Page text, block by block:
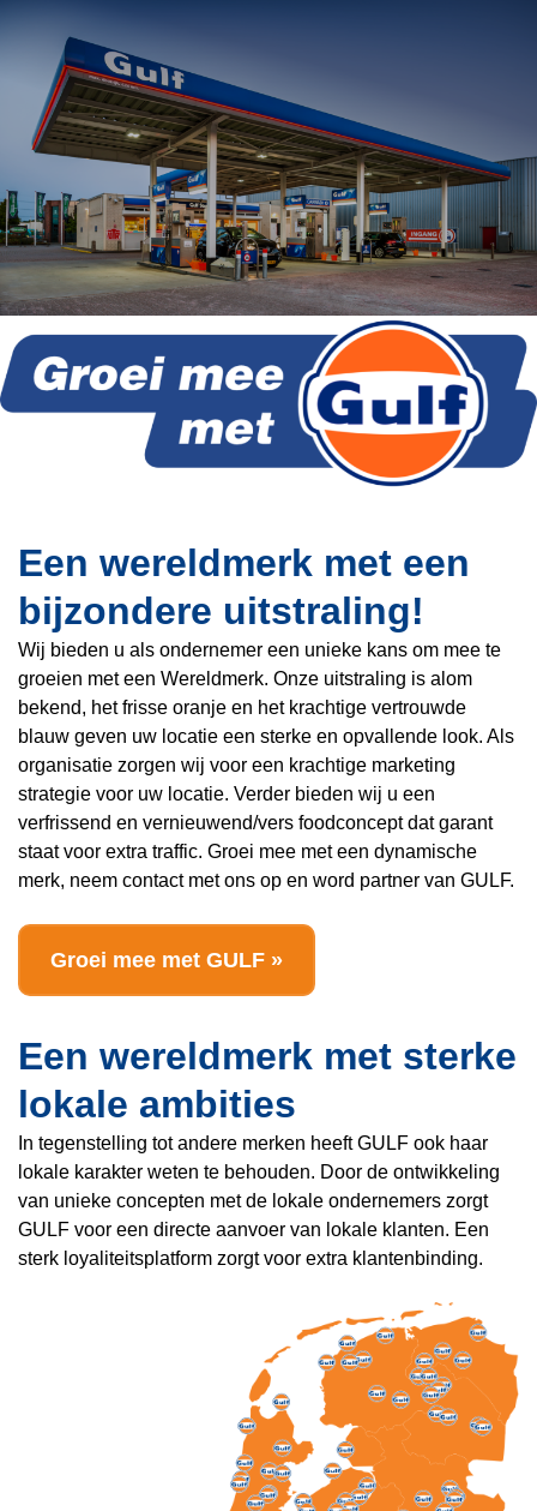
Een wereldmerk met een
bijzondere uitstraling!
Wij bieden u als ondernemer een unieke kans om mee te
groeien met een Wereldmerk. Onze uitstraling is alom
bekend, het frisse oranje en het krachtige vertrouwde
blauw geven uw locatie een sterke en opvallende look. Als
organisatie zorgen wij voor een krachtige marketing
strategie voor uw locatie. Verder bieden wij u een
verfrissend en vernieuwend/vers foodconcept dat garant
staat voor extra traffic. Groei mee met een dynamische
merk, neem contact met ons op en word partner van GULF.
Groei mee met GULF »
Een wereldmerk met sterke
lokale ambities
In tegenstelling tot andere merken heeft GULF ook haar
lokale karakter weten te behouden. Door de ontwikkeling
van unieke concepten met de lokale ondernemers zorgt
GULF voor een directe aanvoer van lokale klanten. Een
sterk loyaliteitsplatform zorgt voor extra klantenbinding.